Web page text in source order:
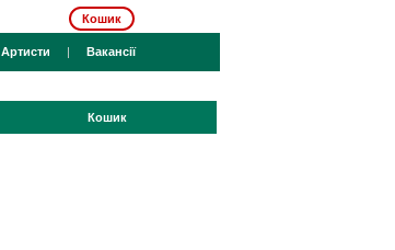
Кошик
Артисти | Вакансії
Кошик